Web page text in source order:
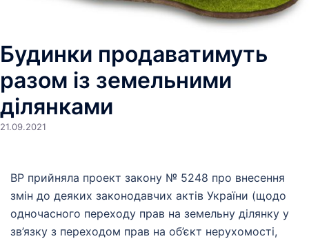
Будинки продаватимуть
разом із земельними
ділянками
21.09.2021
ВР прийняла проект закону № 5248 про внесення
змін до деяких законодавчих актів України (щодо
одночасного переходу прав на земельну ділянку у
зв’язку з переходом прав на об’єкт нерухомості,